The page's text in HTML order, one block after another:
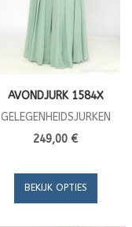
AVONDJURK 1584X
GELEGENHEIDSJURKEN
249,00 €
BEKIJK OPTIES